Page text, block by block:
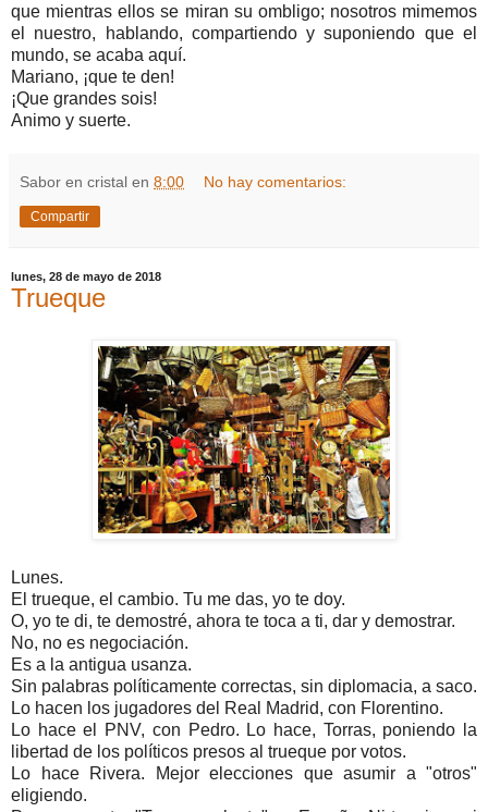
que mientras ellos se miran su ombligo; nosotros mimemos
el nuestro, hablando, compartiendo y suponiendo que el
mundo, se acaba aquí.
Mariano, ¡que te den!
¡Que grandes sois!
Animo y suerte.
Sabor en cristal en 8:00 No hay comentarios:
Compartir
lunes, 28 de mayo de 2018
Trueque
Lunes.
El trueque, el cambio. Tu me das, yo te doy.
O, yo te di, te demostré, ahora te toca a ti, dar y demostrar.
No, no es negociación.
Es a la antigua usanza.
Sin palabras políticamente correctas, sin diplomacia, a saco.
Lo hacen los jugadores del Real Madrid, con Florentino.
Lo hace el PNV, con Pedro. Lo hace, Torras, poniendo la
libertad de los políticos presos al trueque por votos.
Lo hace Rivera. Mejor elecciones que asumir a "otros"
eligiendo.